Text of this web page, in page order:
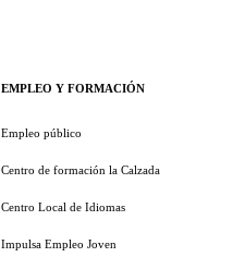
EMPLEO Y FORMACIÓN
Empleo público
Centro de formación la Calzada
Centro Local de Idiomas
Impulsa Empleo Joven